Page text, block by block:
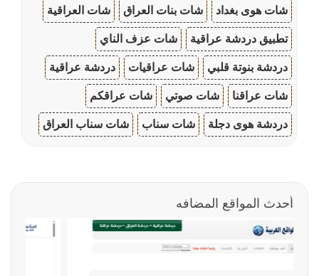
شات هوى بغداد شات بنات العراق شات العراقية
تطبيق دردشة عراقية شات عزف الناي
دردشة بنوتة قلبي شات عراقيات دردشة عراقية
شات عراقنا شات صوتي شات عراقكم
دردشة هوى دجلة شات سناب شات سناب العراق
أحدث المواقع المضافه